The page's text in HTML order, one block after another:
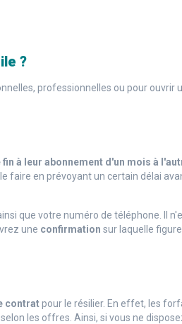
?
professionnelles ou pour ouvrir
à leur abonnement d'un mois à
faire en prévoyant un certain délai
que votre numéro de téléphone. Il
une confirmation sur laquelle
contratpour le résilier. En effet, les
les offres. Ainsi, si vous ne